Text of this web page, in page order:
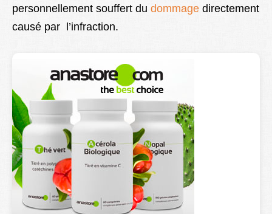
personnellement souffert du dommage directement
causé par l’infraction.